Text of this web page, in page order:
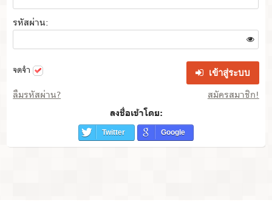
รหัสผ่าน:
จดจำ เข้าสู่ระบบ
ลืมรหัสผ่าน?
สมัครสมาชิก!
ลงชื่อเข้าโดย:
Twitter Google